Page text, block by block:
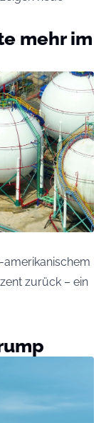
mehr im
amerikanischem
zurück – ein